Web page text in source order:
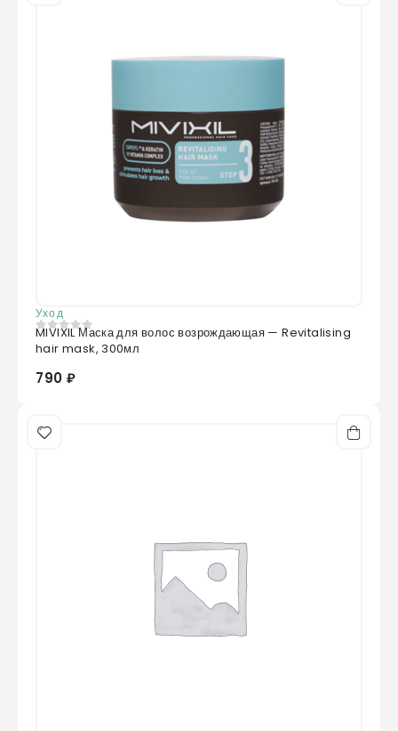
Уход
0из 5
MIVIXIL Маска для волос возрождающая — Revitalising
hair mask, 300мл
790 ₽